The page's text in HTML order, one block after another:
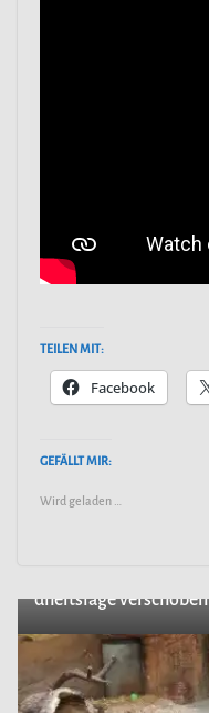
TEILEN MIT:
Facebook
GEFÄLLT MIR:
Wird geladen …
dheitslage verschoben